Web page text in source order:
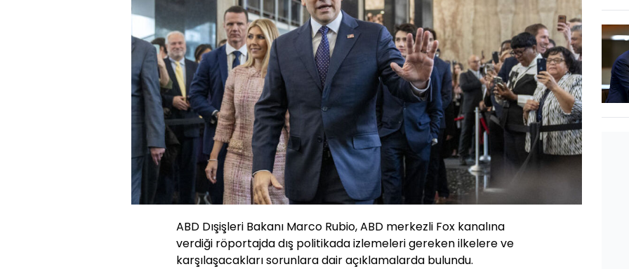
ABD Dışişleri Bakanı Marco Rubio, ABD merkezli Fox kanalına
verdiği röportajda dış politikada izlemeleri gereken ilkelere ve
karşılaşacakları sorunlara dair açıklamalarda bulundu.